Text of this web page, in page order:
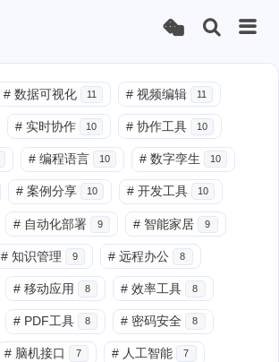
# 数据可视化 11 # 视频编辑 11
# 实时协作 10 # 协作工具 10
# 编程语言 10 # 数字孪生 10
# 案例分享 10 # 开发工具 10
# 自动化部署 9 # 智能家居 9
# 知识管理 9 # 远程办公 8
# 移动应用 8 # 效率工具 8
# PDF工具 8 # 密码安全 8
# 脑机接口 7 # 人工智能 7